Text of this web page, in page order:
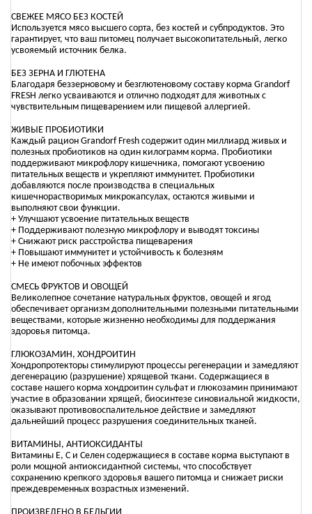
СВЕЖЕЕ МЯСО БЕЗ КОСТЕЙ
Используется мясо высшего сорта, без костей и субпродуктов. Это
гарантирует, что ваш питомец получает высокопитательный, легко
усвояемый источник белка.
БЕЗ ЗЕРНА И ГЛЮТЕНА
Благодаря беззерновому и безглютеновому составу корма Grandorf
FRESH легко усваиваются и отлично подходят для животных с
чувствительным пищеварением или пищевой аллергией.
ЖИВЫЕ ПРОБИОТИКИ
Каждый рацион Grandorf Fresh содержит один миллиард живых и
полезных пробиотиков на один килограмм корма. Пробиотики
поддерживают микрофлору кишечника, помогают усвоению
питательных веществ и укрепляют иммунитет. Пробиотики
добавляются после производства в специальных
кишечнорастворимых микрокапсулах, остаются живыми и
выполняют свои функции.
+ Улучшают усвоение питательных веществ
+ Поддерживают полезную микрофлору и выводят токсины
+ Снижают риск расстройства пищеварения
+ Повышают иммунитет и устойчивость к болезням
+ Не имеют побочных эффектов
СМЕСЬ ФРУКТОВ И ОВОЩЕЙ
Великолепное сочетание натуральных фруктов, овощей и ягод
обеспечивает организм дополнительными полезными питательными
веществами, которые жизненно необходимы для поддержания
здоровья питомца.
ГЛЮКОЗАМИН, ХОНДРОИТИН
Хондропротекторы стимулируют процессы регенерации и замедляют
дегенерацию (разрушение) хрящевой ткани. Содержащиеся в
составе нашего корма хондроитин сульфат и глюкозамин принимают
участие в образовании хрящей, биосинтезе синовиальной жидкости,
оказывают противовоспалительное действие и замедляют
дальнейший процесс разрушения соединительных тканей.
ВИТАМИНЫ, АНТИОКСИДАНТЫ
Витамины Е, С и Селен содержащиеся в составе корма выступают в
роли мощной антиоксидантной системы, что способствует
сохранению крепкого здоровья вашего питомца и снижает риски
преждевременных возрастных изменений.